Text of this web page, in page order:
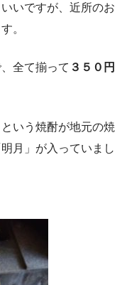
いですが、近所のお
。
全て揃って ３５０円
いう焼酎が地元の焼
月」が入っていまし